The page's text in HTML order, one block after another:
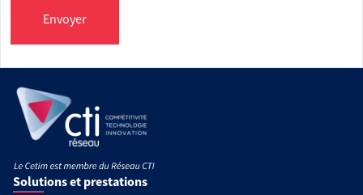
Envoyer
Solutions et prestations